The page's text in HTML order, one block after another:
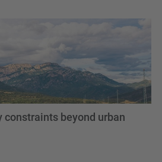
beyond urban